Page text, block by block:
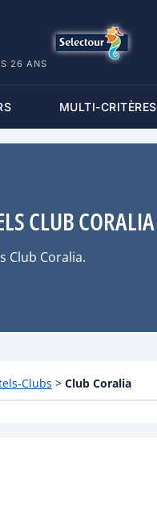
26 ANS
MULTI-CRITÈRES
CLUB CORALIA
Club Coralia.
Clubs > Club Coralia